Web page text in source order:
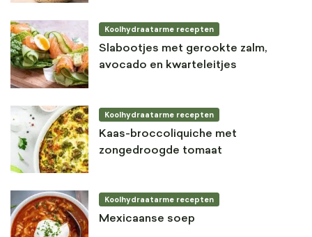
Koolhydraatarme recepten
Slabootjes met gerookte zalm,
avocado en kwarteleitjes
Koolhydraatarme recepten
Kaas-broccoliquiche met
zongedroogde tomaat
Koolhydraatarme recepten
Mexicaanse soep